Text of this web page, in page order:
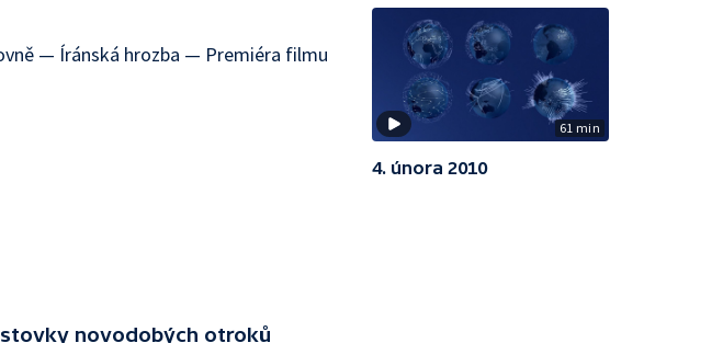
— Íránská hrozba — Premiéra filmu
stovky novodobých otroků
61 min
4. února 2010